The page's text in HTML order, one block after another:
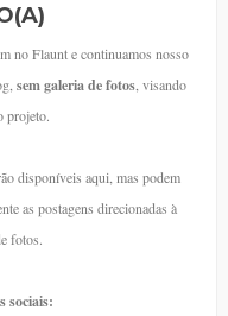
no Flaunt e continuamos nosso
sem galeria de fotos , visando
projeto.
disponíveis aqui, mas podem
as postagens direcionadas à
fotos.
sociais: